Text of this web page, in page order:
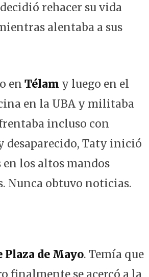
rehacer su vida
alentaba a sus
en Télam y luego en el
en la UBA y militaba
incluso con
desaparecido, Taty inició
en los altos mandos
Nunca obtuvo noticias.
Plaza de Mayo. Temía que